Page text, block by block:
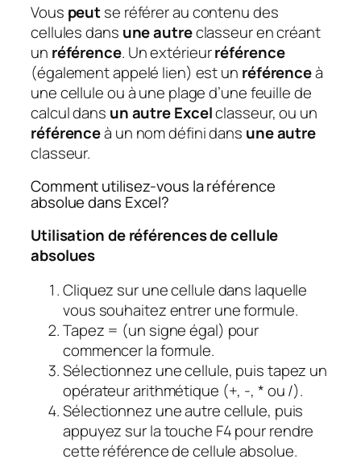
Vous peutse référer au contenu des
cellules dans une autreclasseur en créant
un référence. Un extérieurréférence
(également appelé lien) est un référenceà
une cellule ou à une plage d’une feuille de
calcul dans un autre Excelclasseur, ou un
référenceà un nom défini dans une autre
classeur.
Comment utilisez-vous la référence
absolue dans Excel?
Utilisation de références de cellule
absolues
Cliquez sur une cellule dans laquelle
vous souhaitez entrer une formule.
Tapez = (un signe égal) pour
commencer la formule.
Sélectionnez une cellule, puis tapez un
opérateur arithmétique (+, -, * ou /).
Sélectionnez une autre cellule, puis
appuyez sur la touche F4 pour rendre
cette référence de cellule absolue.